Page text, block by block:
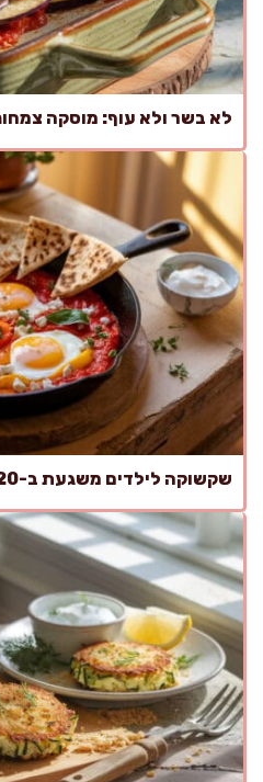
לא בשר ולא עוף: מוסקה
שקשוקה לילדים משגעת ב-20 דקות, בלי חריף בכלל